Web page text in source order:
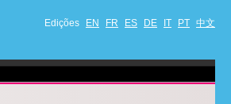
Edições EN FR ES DE IT PT 中文